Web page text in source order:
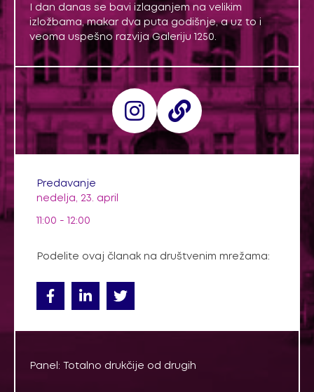
I dan danas se bavi izlaganjem na velikim
izložbama, makar dva puta godišnje, a uz to i
veoma uspešno razvija Galeriju 1250.
Predavanje
nedelja, 23. april
11:00 - 12:00
Podelite ovaj članak na društvenim mrežama:
Panel: Totalno drukčije od drugih